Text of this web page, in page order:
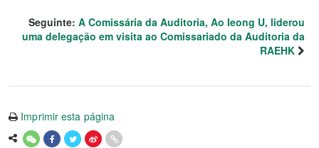
Seguinte: A Comissária da Auditoria, Ao Ieong U, liderou
uma delegação em visita ao Comissariado da Auditoria da
RAEHK
Imprimir esta página